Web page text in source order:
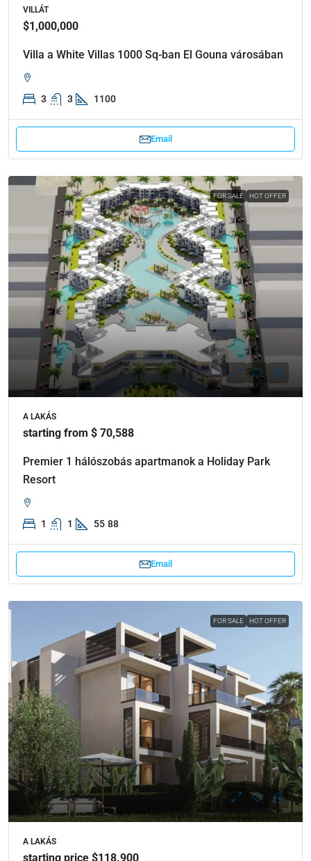
VILLÁT
$1,000,000
Villa a White Villas 1000 Sq-ban El Gouna városában
3 3 1100
Email
FOR SALE HOT OFFER
A LAKÁS
starting from $ 70,588
Premier 1 hálószobás apartmanok a Holiday Park
Resort
1 1 55 88
Email
FOR SALE HOT OFFER
A LAKÁS
starting price $118.900